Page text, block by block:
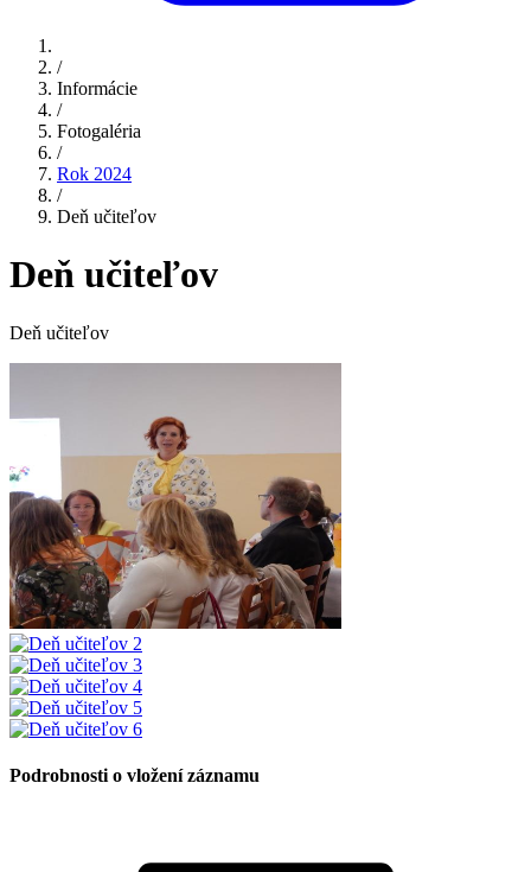
/
Informácie
/
Fotogaléria
/
Rok 2024
/
Deň učiteľov
Deň učiteľov
Deň učiteľov
Podrobnosti o vložení záznamu